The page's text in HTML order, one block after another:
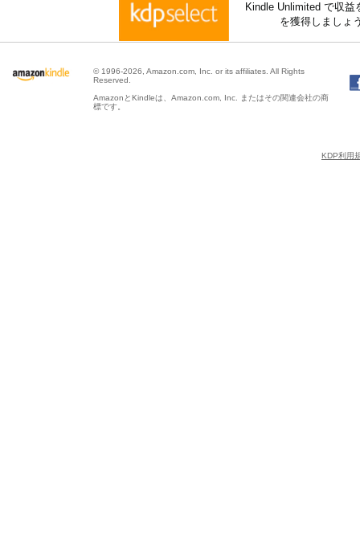
Kindle Unlimited で収
を獲得しましょ
© 1996-2026, Amazon.com, Inc. or its affiliates. All Rights
Reserved.
AmazonとKindleは、Amazon.com, Inc. またはその関連会社の商
標です。
KDP利用